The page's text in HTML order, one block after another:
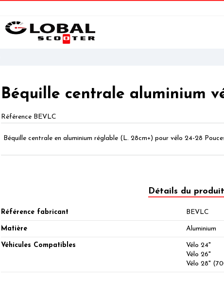
Béquille centrale aluminium
Référence BEVLC
Béquille centrale en aluminium réglable (L. 28cm+) pour vélo 24-28
Détails du produit
Référence fabricant BEVLC
Matière Aluminium
Véhicules Compatibles
Vélo 24"
Vélo 26"
Vélo 28"